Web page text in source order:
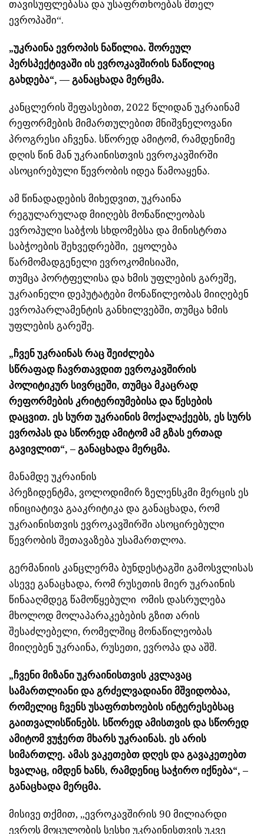
თავისუფლებასა და უსაფრთხოებას მთელ
ევროპაში“.
„უკრაინა ევროპის ნაწილია. შორეულ
პერსპექტივაში ის ევროკავშირის ნაწილიც
გახდება“, — განაცხადა მერცმა.
​კანცლერის შეფასებით, 2022 წლიდან უკრაინამ
რეფორმების მიმართულებით მნიშვნელოვანი
პროგრესი აჩვენა. სწორედ ამიტომ, რამდენიმე
დღის წინ მან უკრაინისთვის ევროკავშირში
ასოცირებული წევრობის იდეა წამოაყენა.
ამ წინადადების მიხედვით, უკრაინა
რეგულარულად მიიღებს მონაწილეობას
ევროპული საბჭოს სხდომებსა და მინისტრთა
საბჭოების შეხვედრებში, ეყოლება
წარმომადგენელი ევროკომისიაში,
თუმცა პორტფელისა და ხმის უფლების გარეშე,
უკრაინელი დეპუტატები მონაწილეობას მიიღებენ
ევროპარლამენტის განხილვებში, თუმცა ხმის
უფლების გარეშე.
„ჩვენ უკრაინას რაც შეიძლება
სწრაფად ჩავრთავდით ევროკავშირის
პოლიტიკურ სივრცეში, თუმცა მკაცრად
რეფორმების კრიტერიუმებისა და წესების
დაცვით. ეს სურთ უკრაინის მოქალაქეებს, ეს სურს
ევროპას და სწორედ ამიტომ ამ გზას ერთად
გავივლით“, – განაცხადა მერცმა.
მანამდე უკრაინის
პრეზიდენტმა, ვოლოდიმირ ზელენსკმი მერცის ეს
ინიციატივა გააკრიტიკა და განაცხადა, რომ
უკრაინისთვის ევროკავშირში ასოცირებული
წევრობის შეთავაზება უსამართლოა.
გერმანიის კანცლერმა ბუნდესტაგში გამოსვლისას
ასევე განაცხადა, რომ რუსეთის მიერ უკრაინის
წინააღმდეგ წამოწყებული ომის დასრულება
მხოლოდ მოლაპარაკებების გზით არის
შესაძლებელი, რომელშიც მონაწილეობას
მიიღებენ უკრაინა, რუსეთი, ევროპა და აშშ.
„ჩვენი მიზანი უკრაინისთვის კვლავაც
სამართლიანი და გრძელვადიანი მშვიდობაა,
რომელიც ჩვენს უსაფრთხოების ინტერესებსაც
გაითვალისწინებს. სწორედ ამისთვის და სწორედ
ამიტომ ვუჭერთ მხარს უკრაინას. ეს არის
სიმართლე. ამას ვაკეთებთ დღეს და გავაკეთებთ
ხვალაც, იმდენ ხანს, რამდენიც საჭირო იქნება“, –
განაცხადა მერცმა.
მისივე თქმით, „ევროკავშირის 90 მილიარდი
ევროს მოცულობის სესხი უკრაინისთვის უკვე